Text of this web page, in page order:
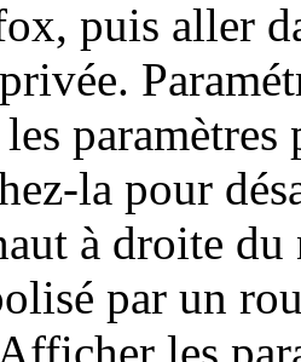
puis aller
la pour
à droite
par un